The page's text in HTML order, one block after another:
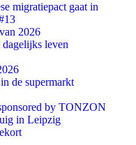
migratiepact gaat in
2026
leven
de supermarkt
by TONZON
in Leipzig